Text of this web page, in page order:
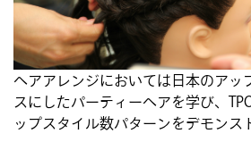
ヘアアレンジにおいては日本のアッ
スにしたパーティーヘアを学び、
ップスタイル数パターンをデモンス